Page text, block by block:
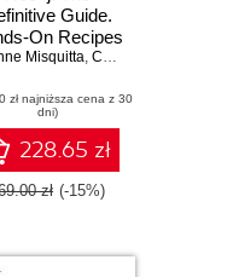
Guide.
On Recipes
Production-
Misquitta, Christophe Willemsen
zł najniższa cena z 30
dni)
228.65 zł
zł (-15%)